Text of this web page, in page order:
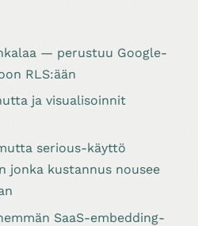
— perustuu Google-
RLS:ään
ja visualisoinnit
serious-käyttö
jonka kustannus nousee
SaaS-embedding-